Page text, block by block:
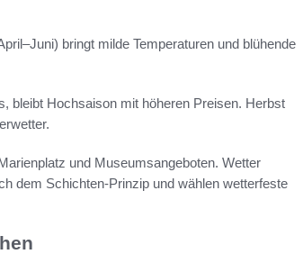
bringt milde Temperaturen und blühende
bleibt Hochsaison mit höheren Preisen. Herbst
und Museumsangeboten. Wetter
dem Schichten-Prinzip und wählen wetterfeste